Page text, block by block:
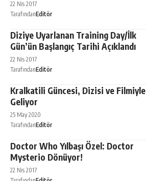
22 Nis 2017
TarafındanEditör
Diziye Uyarlanan Training Day/İlk
Gün’ün Başlangıç Tarihi Açıklandı
22 Nis 2017
TarafındanEditör
Kralkatili Güncesi, Dizisi ve Filmiyle
Geliyor
25 May 2020
TarafındanEditör
Doctor Who Yılbaşı Özel: Doctor
Mysterio Dönüyor!
22 Nis 2017